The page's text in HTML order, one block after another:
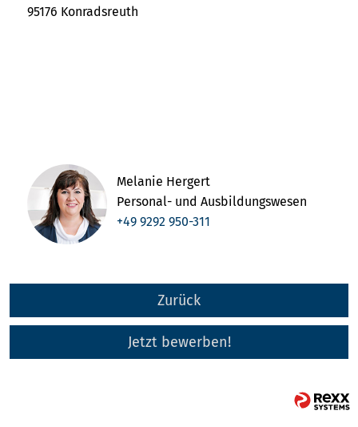
95176 Konradsreuth
Melanie Hergert
Personal- und Ausbildungswesen
+49 9292 950-311
Zurück
Jetzt bewerben!